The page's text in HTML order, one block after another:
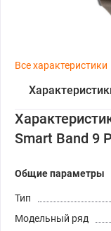
Все характеристики
Smart Band 9
Общие параметры
Тип
Модельный ряд